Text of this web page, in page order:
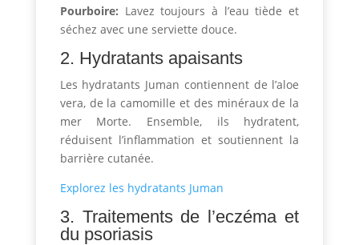
Pourboire: Lavez toujours à l’eau tiède et
séchez avec une serviette douce.
2. Hydratants apaisants
Les hydratants Juman contiennent de l’aloe
vera, de la camomille et des minéraux de la
mer Morte. Ensemble, ils hydratent,
réduisent l’inflammation et soutiennent la
barrière cutanée.
Explorez les hydratants Juman
3. Traitements de l’eczéma et
du psoriasis